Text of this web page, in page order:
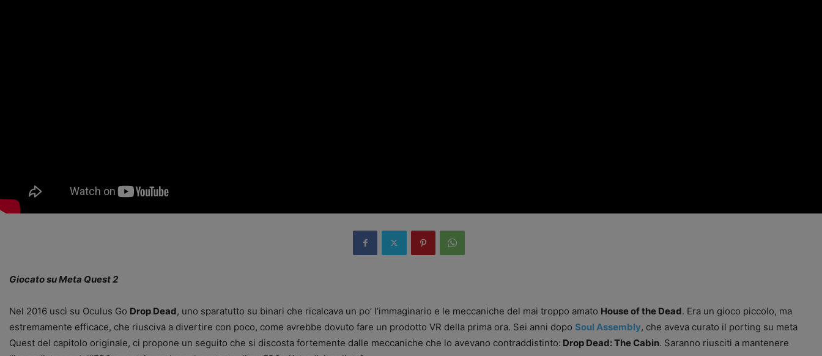
Giocato su Meta Quest 2
Nel 2016 uscì su Oculus Go Drop Dead, uno sparatutto su binari che ricalcava un po’ l’immaginario e le meccaniche del mai troppo amato House of the Dead. Era un gioco piccolo, ma
estremamente efficace, che riusciva a divertire con poco, come avrebbe dovuto fare un prodotto VR della prima ora. Sei anni dopo Soul Assembly, che aveva curato il porting su meta
Quest del capitolo originale, ci propone un seguito che si discosta fortemente dalle meccaniche che lo avevano contraddistinto: Drop Dead: The Cabin. Saranno riusciti a mantenere